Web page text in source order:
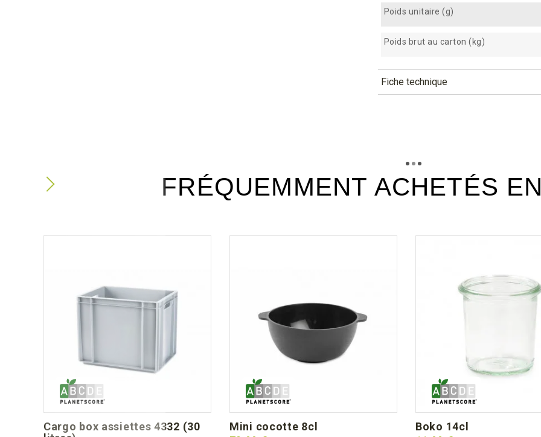
Poids unitaire (g)
Poids brut au carton (kg)
Fiche technique
FRÉQUEMMENT ACHETÉS
cargo box assiettes 4332 (30
mini cocotte 8cl boko 14cl